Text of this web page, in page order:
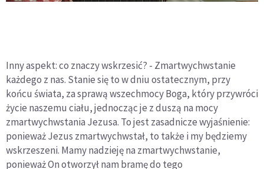
Inny aspekt: co znaczy wskrzesić? - Zmartwychwstanie
każdego z nas. Stanie się to w dniu ostatecznym, przy
końcu świata, za sprawą wszechmocy Boga, który przywróci
życie naszemu ciału, jednocząc je z duszą na mocy
zmartwychwstania Jezusa. To jest zasadnicze wyjaśnienie:
ponieważ Jezus zmartwychwstał, to także i my będziemy
wskrzeszeni. Mamy nadzieję na zmartwychwstanie,
ponieważ On otworzył nam bramę do tego